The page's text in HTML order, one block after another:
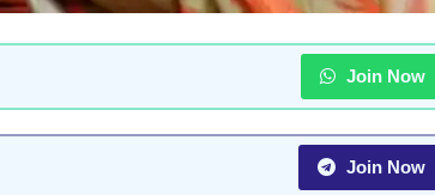
Join Now
Join Now